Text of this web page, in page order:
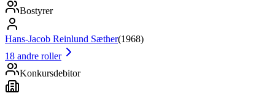
Bostyrer
Hans-Jacob Reinlund Sæther(1968)
18 andre roller
Konkursdebitor